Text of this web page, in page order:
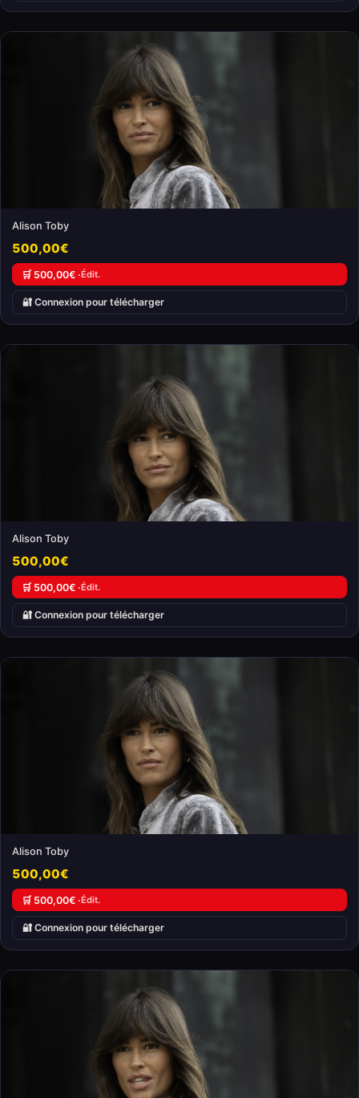
Alison Toby
500,00€
🛒 500,00€ ·Édit.
🔐 Connexion pour télécharger
Alison Toby
500,00€
🛒 500,00€ ·Édit.
🔐 Connexion pour télécharger
Alison Toby
500,00€
🛒 500,00€ ·Édit.
🔐 Connexion pour télécharger